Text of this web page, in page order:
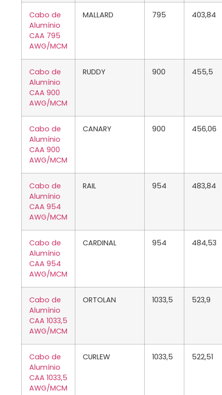
Cabo de
Alumínio
CAA 795
AWG/MCM
MALLARD 795 403,84
Cabo de
Alumínio
CAA 900
AWG/MCM
RUDDY 900 455,5
Cabo de
Alumínio
CAA 900
AWG/MCM
CANARY 900 456,06
Cabo de
Alumínio
CAA 954
AWG/MCM
RAIL 954 483,84
Cabo de
Alumínio
CAA 954
AWG/MCM
CARDINAL 954 484,53
Cabo de
Alumínio
CAA 1033,5
AWG/MCM
ORTOLAN 1033,5 523,9
Cabo de
Alumínio
CAA 1033,5
AWG/MCM
CURLEW 1033,5 522,51